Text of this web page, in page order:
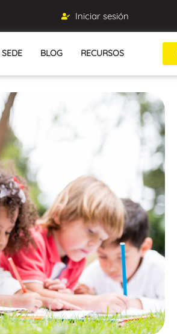
Iniciar sesión
SEDE BLOG RECURSOS